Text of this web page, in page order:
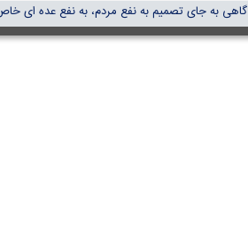
گاهی به جای تصمیم به نفع مردم، به نفع عده ای